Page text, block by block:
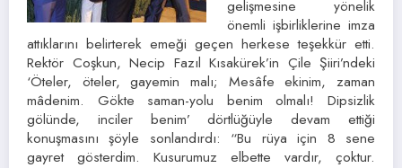
gelişmesine yönelik
önemli işbirliklerine imza
attıklarını belirterek emeği geçen herkese teşekkür etti.
Rektör Coşkun, Necip Fazıl Kısakürek’in Çile Şiiri’ndeki
‘Öteler, öteler, gayemin malı; Mesâfe ekinim, zaman
mâdenim. Gökte saman-yolu benim olmalı! Dipsizlik
gölünde, inciler benim’ dörtlüğüyle devam ettiği
konuşmasını şöyle sonlandırdı: “Bu rüya için 8 sene
gayret gösterdim. Kusurumuz elbette vardır, çoktur.